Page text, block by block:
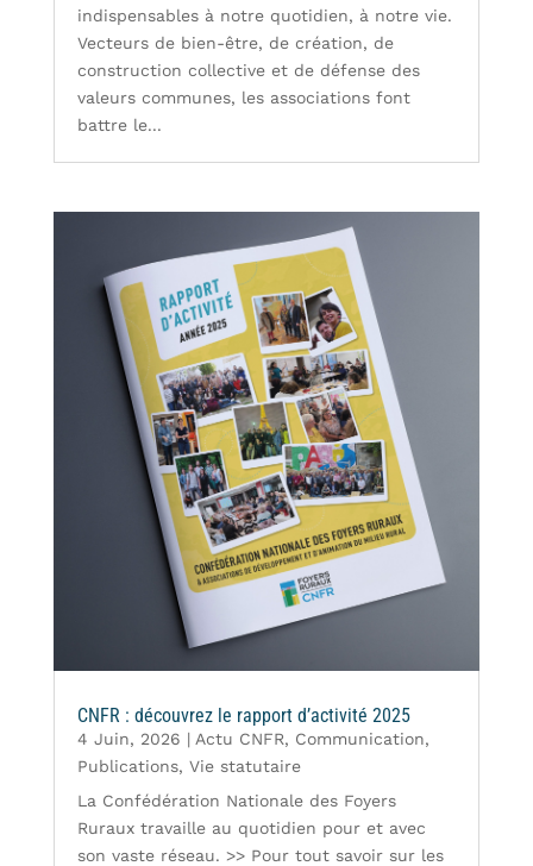
indispensables à notre quotidien, à notre vie.
Vecteurs de bien-être, de création, de
construction collective et de défense des
valeurs communes, les associations font
battre le...
CNFR : découvrez le rapport d’activité 2025
4 Juin, 2026 | Actu CNFR, Communication,
Publications, Vie statutaire
La Confédération Nationale des Foyers
Ruraux travaille au quotidien pour et avec
son vaste réseau. >> Pour tout savoir sur les